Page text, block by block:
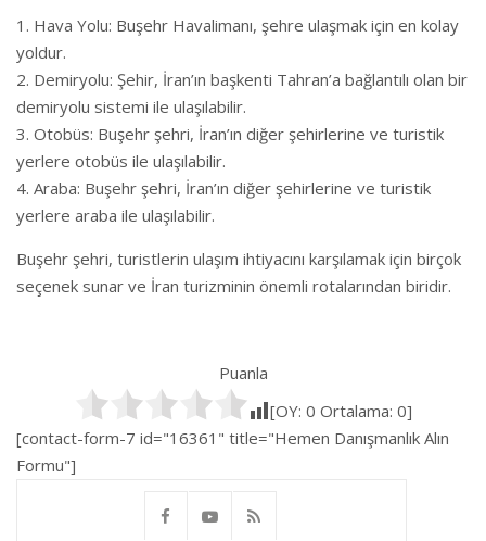
Hava Yolu: Buşehr Havalimanı, şehre ulaşmak için en kolay
yoldur.
Demiryolu: Şehir, İran’ın başkenti Tahran’a bağlantılı olan bir
demiryolu sistemi ile ulaşılabilir.
Otobüs: Buşehr şehri, İran’ın diğer şehirlerine ve turistik
yerlere otobüs ile ulaşılabilir.
Araba: Buşehr şehri, İran’ın diğer şehirlerine ve turistik
yerlere araba ile ulaşılabilir.
Buşehr şehri, turistlerin ulaşım ihtiyacını karşılamak için birçok
seçenek sunar ve İran turizminin önemli rotalarından biridir.
Puanla
[OY: 0 Ortalama: 0]
[contact-form-7 id="16361" title="Hemen Danışmanlık Alın
Formu"]